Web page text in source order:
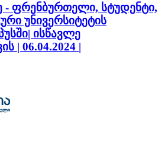
- ფრენბურთელი, სტუდენტი,
უნივერსიტეტის
ისწავლე
| 06.04.2024 |